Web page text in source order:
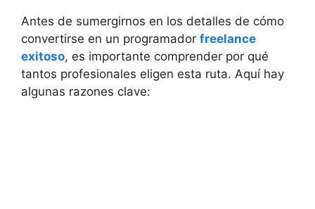
Antes de sumergirnos en los detalles de cómo
convertirse en un programador freelance
exitoso, es importante comprender por qué
tantos profesionales eligen esta ruta. Aquí hay
algunas razones clave: